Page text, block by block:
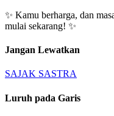
✨ Kamu berharga, dan
mulai sekarang! ✨
Jangan Lewatkan
SAJAK SASTRA
Luruh pada Garis